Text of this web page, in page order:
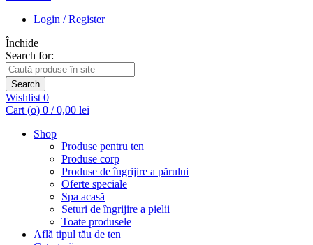
Login / Register
Închide
Search for:
Search
Wishlist 0
Cart (o) 0 / 0,00 lei
Shop
Produse pentru ten
Produse corp
Produse de îngrijire a părului
Oferte speciale
Spa acasă
Seturi de îngrijire a pielii
Toate produsele
Află tipul tău de ten